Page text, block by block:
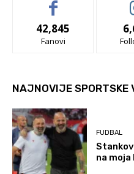
42,845
Fanovi
NAJNOVIJE SPORTSKE
FUDBAL
na moja